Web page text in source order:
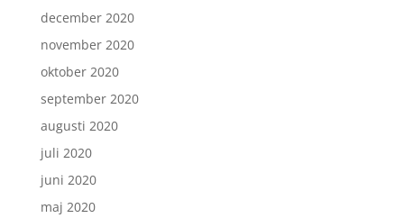
december 2020
november 2020
oktober 2020
september 2020
augusti 2020
juli 2020
juni 2020
maj 2020